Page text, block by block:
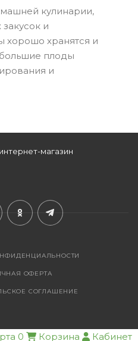
кулинарии,
и
хорошо хранятся и
плоды
и
магазин
ОФЕРТА
СОГЛАШЕНИЕ
0 Корзина Кабинет